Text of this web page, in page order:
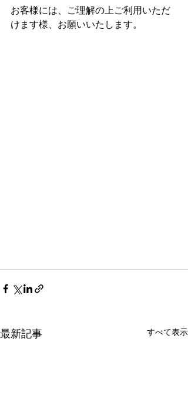
お客様には、ご理解の上ご利用いただ
けます様、お願いいたします。
最新記事 すべて表示